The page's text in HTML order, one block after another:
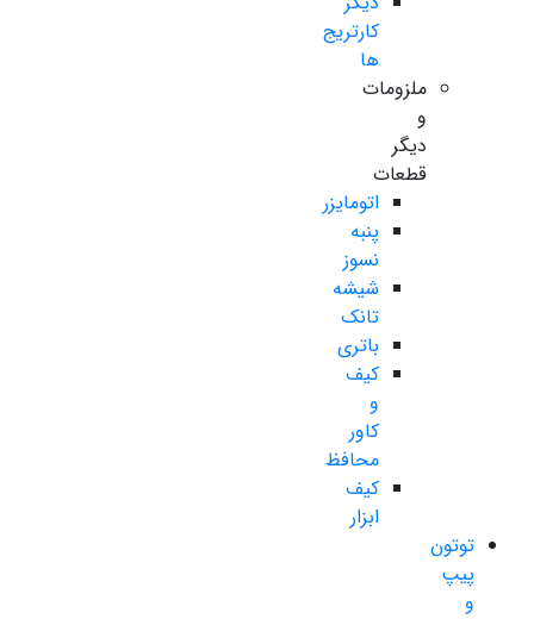
کارتریج
ها
ملزومات
و
دیگر
قطعات
اتومایزر
پنبه
نسوز
شیشه
تانک
باتری
کیف
و
کاور
محافظ
کیف
ابزار
توتون
پیپ
و